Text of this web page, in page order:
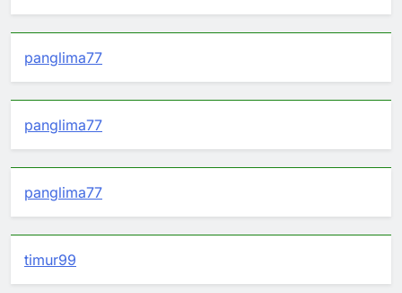
panglima77
panglima77
panglima77
timur99